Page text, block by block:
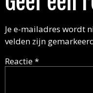
Je e-mailadres wordt
velden zijn
Reactie*